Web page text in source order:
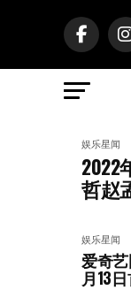
娱乐星闻
2022
哲赵
娱乐星闻
爱奇
月13